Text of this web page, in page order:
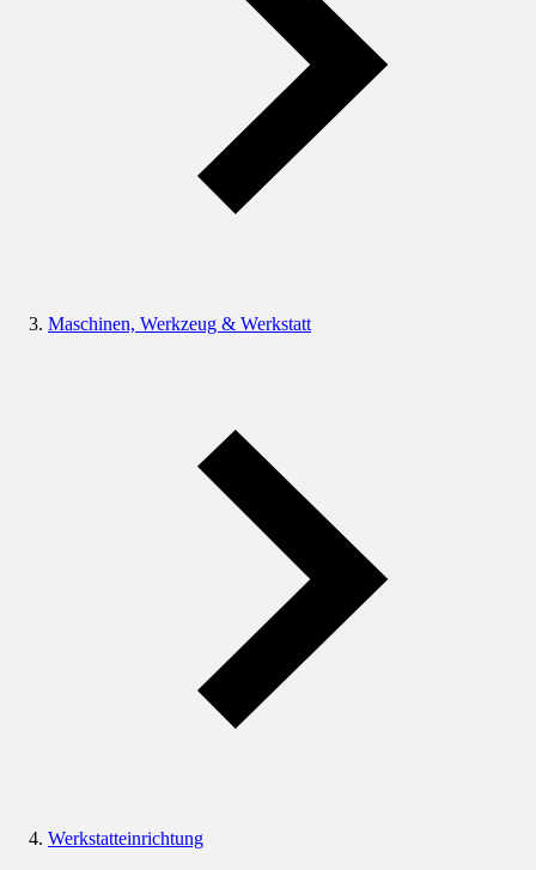
Maschinen, Werkzeug & Werkstatt
Werkstatteinrichtung